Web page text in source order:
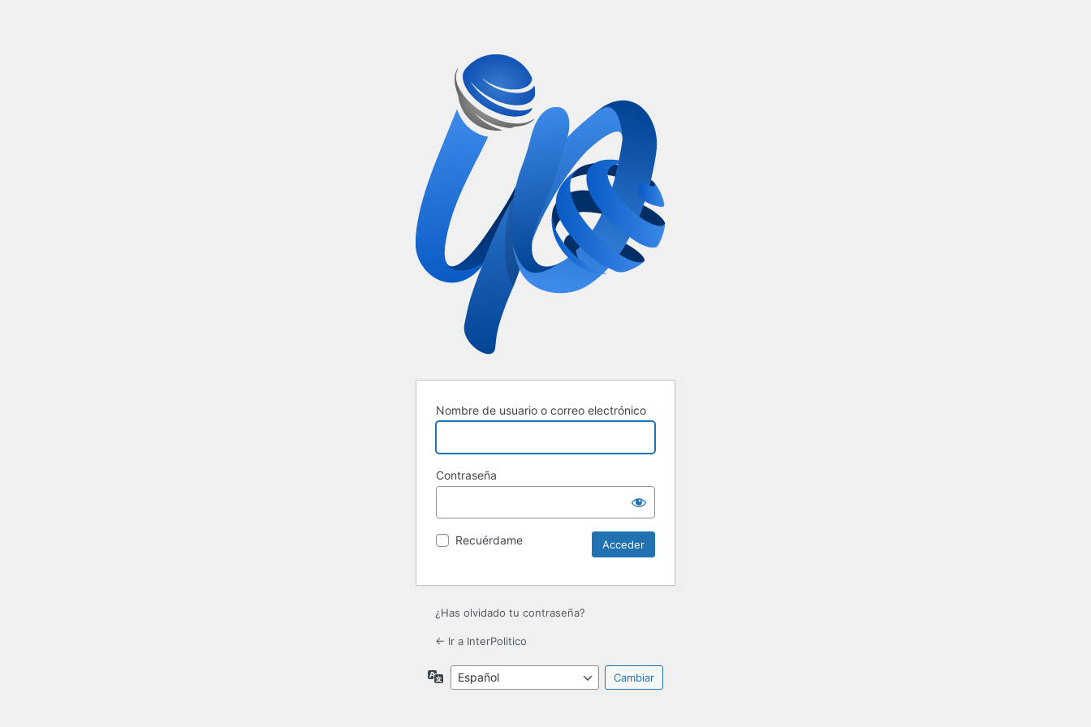
Nombre de usuario o correo electrónico
Contraseña
Recuérdame
¿Has olvidado tu contraseña?
← Ir a InterPolitico
Idioma